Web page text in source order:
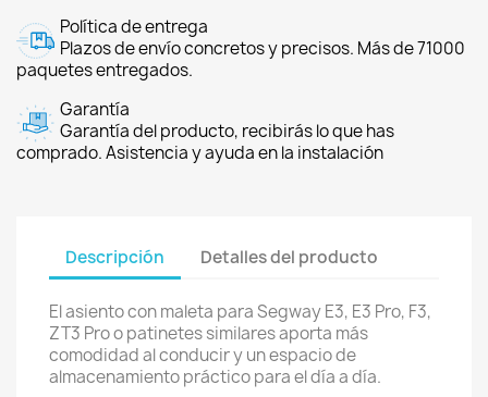
Política de entrega
Plazos de envío concretos y precisos. Más de 71000
paquetes entregados.
Garantía
Garantía del producto, recibirás lo que has
comprado. Asistencia y ayuda en la instalación
Descripción Detalles del producto
El asiento con maleta para Segway E3, E3 Pro, F3,
ZT3 Pro o patinetes similares aporta más
comodidad al conducir y un espacio de
almacenamiento práctico para el día a día.